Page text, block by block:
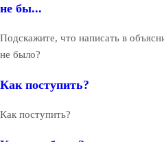
не бы...
Подскажите, что написать в
не было?
Как поступить?
Как поступить?